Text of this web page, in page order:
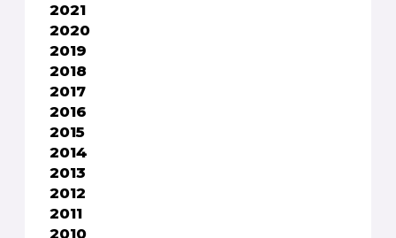
2021
2020
2019
2018
2017
2016
2015
2014
2013
2012
2011
2010